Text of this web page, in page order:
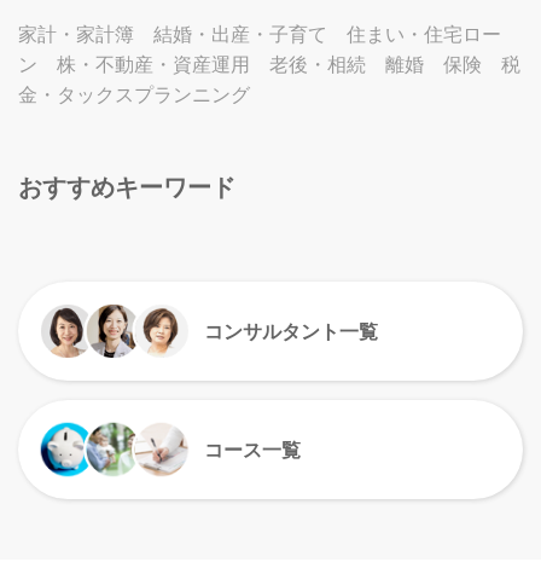
家計・家計簿 結婚・出産・子育て
住まい・住宅ロー
ン
株・不動産・資産運用 老後・相続 離婚 保険
税
金・タックスプランニング
おすすめキーワード
コンサルタント一覧
コース一覧